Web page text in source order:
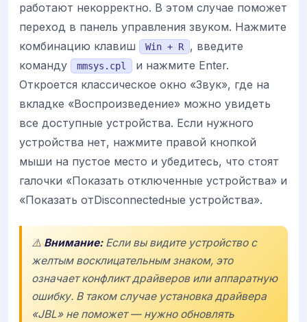
работают некорректно. В этом случае поможет
переход в панель управления звуком. Нажмите
комбинацию клавиш
Win + R
, введите
команду
mmsys.cpl
и нажмите Enter.
Откроется классическое окно «Звук», где на
вкладке «Воспроизведение» можно увидеть
все доступные устройства. Если нужного
устройства нет, нажмите правой кнопкой
мыши на пустое место и убедитесь, что стоят
галочки «Показать отключенные устройства» и
«Показать отDisconnectedные устройства».
⚠️Внимание:Если вы видите устройство с
желтым восклицательным знаком, это
означает конфликт драйверов или аппаратную
ошибку. В таком случае установка драйвера
«JBL» не поможет — нужно обновлять